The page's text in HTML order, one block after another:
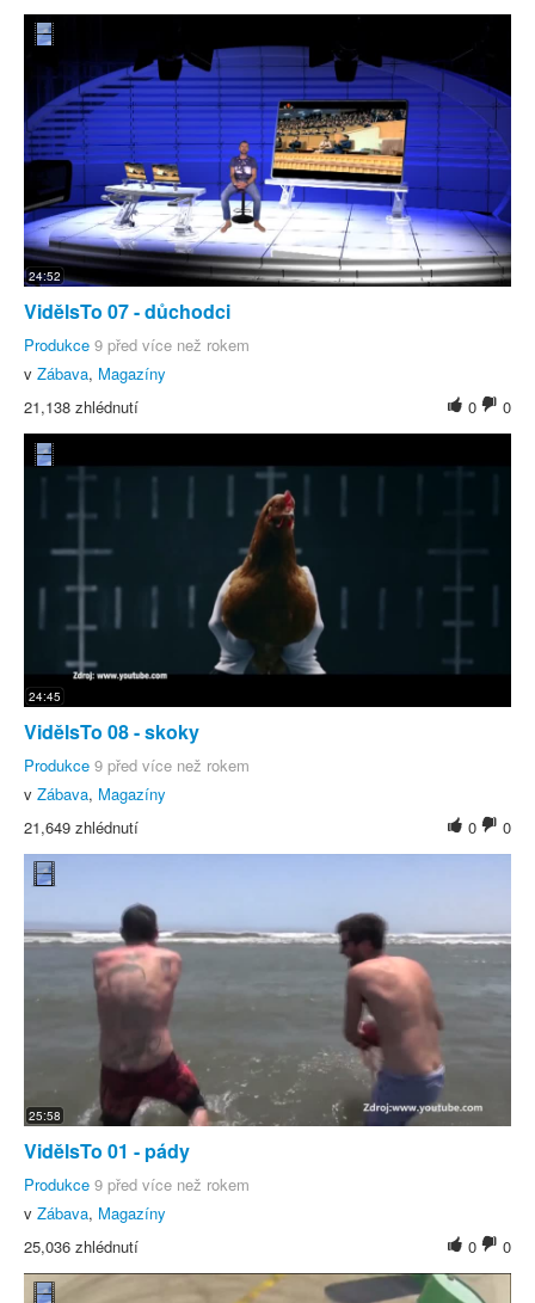
24:52
VidělsTo 07 - důchodci
Produkce 9 před více než rokem
v Zábava, Magazíny
0
0
21,138 zhlédnutí
24:45
VidělsTo 08 - skoky
Produkce 9 před více než rokem
v Zábava, Magazíny
0
0
21,649 zhlédnutí
25:58
VidělsTo 01 - pády
Produkce 9 před více než rokem
v Zábava, Magazíny
0
0
25,036 zhlédnutí